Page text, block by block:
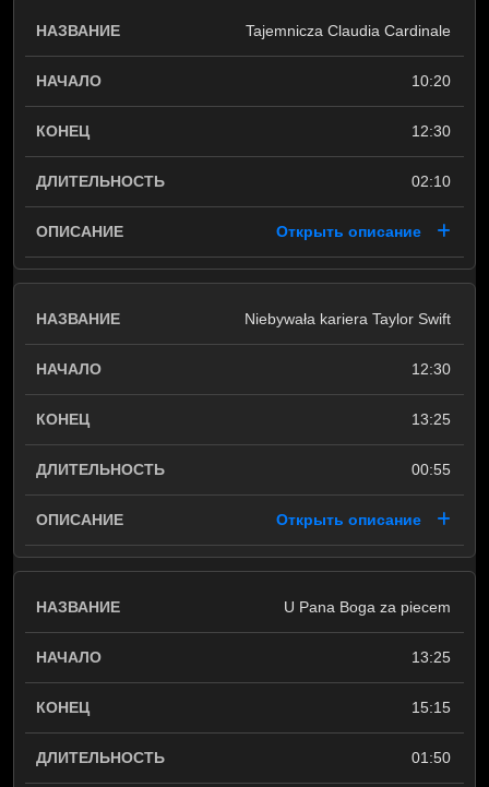
Tajemnicza Claudia Cardinale
10:20
12:30
02:10
Открыть описание
Niebywała kariera Taylor Swift
12:30
13:25
00:55
Открыть описание
U Pana Boga za piecem
13:25
15:15
01:50